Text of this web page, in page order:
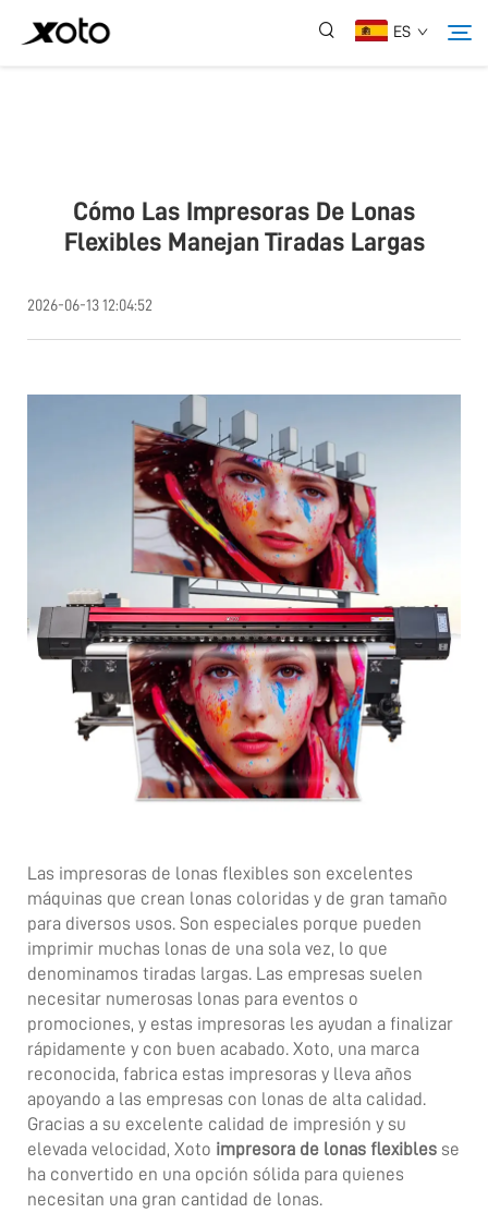
ES
Productos
Servicio
Cómo Las Impresoras De Lonas
Flexibles Manejan Tiradas Largas
2026-06-13 12:04:52
Las impresoras de lonas flexibles son excelentes
máquinas que crean lonas coloridas y de gran tamaño
para diversos usos. Son especiales porque pueden
imprimir muchas lonas de una sola vez, lo que
denominamos tiradas largas. Las empresas suelen
necesitar numerosas lonas para eventos o
promociones, y estas impresoras les ayudan a finalizar
rápidamente y con buen acabado. Xoto, una marca
reconocida, fabrica estas impresoras y lleva años
apoyando a las empresas con lonas de alta calidad.
Gracias a su excelente calidad de impresión y su
elevada velocidad, Xoto impresora de lonas flexibles se
ha convertido en una opción sólida para quienes
necesitan una gran cantidad de lonas.